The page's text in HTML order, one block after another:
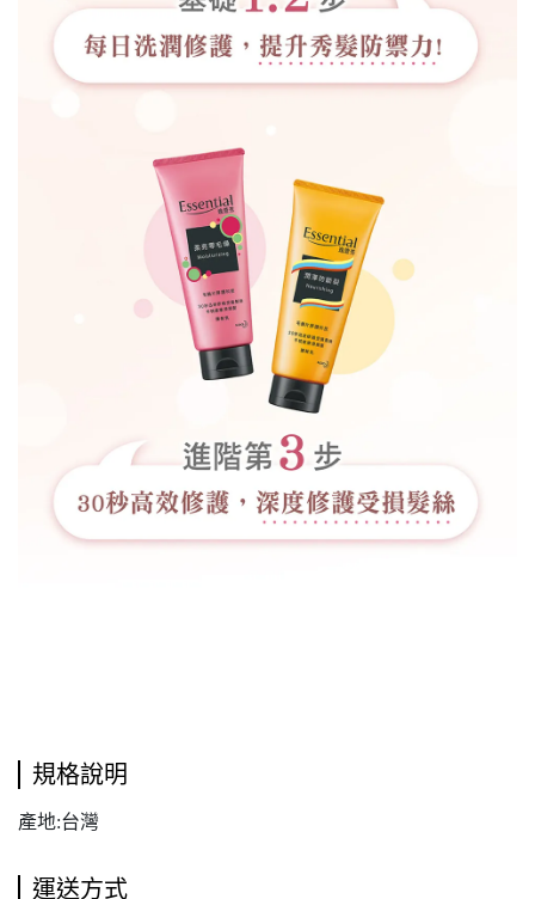
規格說明
產地:台灣
運送方式